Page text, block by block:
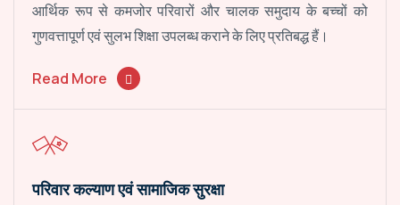
आर्थिक रूप से कमजोर परिवारों और चालक समुदाय के बच्चों को
गुणवत्तापूर्ण एवं सुलभ शिक्षा उपलब्ध कराने के लिए प्रतिबद्ध हैं।
Read More
परिवार कल्याण एवं सामाजिक सुरक्षा